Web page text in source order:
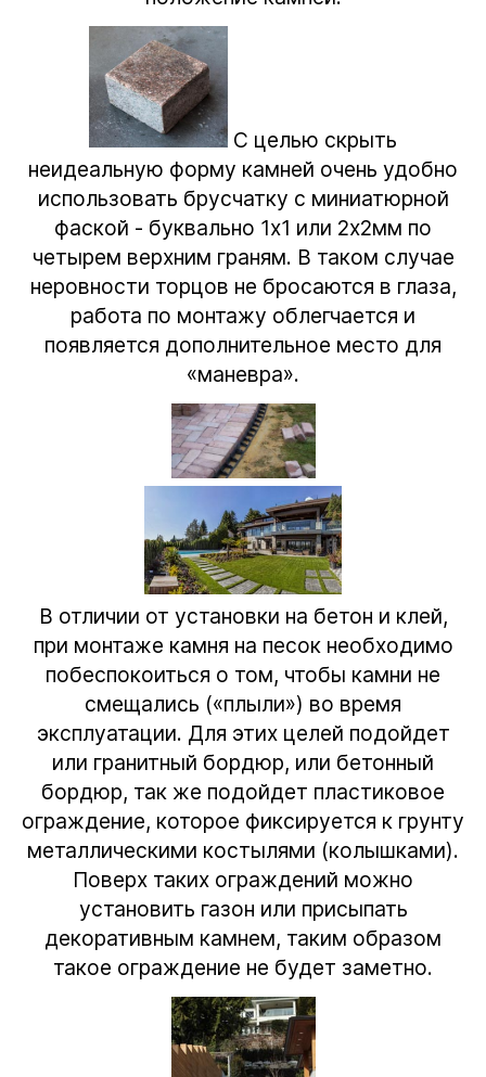
С целью скрыть
неидеальную форму камней очень удобно
использовать брусчатку с миниатюрной
фаской - буквально 1х1 или 2х2мм по
четырем верхним граням. В таком случае
неровности торцов не бросаются в глаза,
работа по монтажу облегчается и
появляется дополнительное место для
«маневра».
В отличии от установки на бетон и клей,
при монтаже камня на песок необходимо
побеспокоиться о том, чтобы камни не
смещались («плыли») во время
эксплуатации. Для этих целей подойдет
или гранитный бордюр, или бетонный
бордюр, так же подойдет пластиковое
ограждение, которое фиксируется к грунту
металлическими костылями (колышками).
Поверх таких ограждений можно
установить газон или присыпать
декоративным камнем, таким образом
такое ограждение не будет заметно.